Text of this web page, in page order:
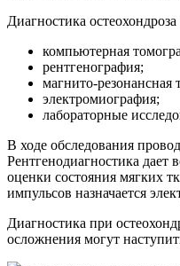
Диагностика
компьютерная
рентгенография;
магнито-резонансная
электромиография;
лабораторные
В ходе обследования
Рентгенодиагностика
оценки состояния мягких
импульсов назначается
Диагностика при
осложнения могут